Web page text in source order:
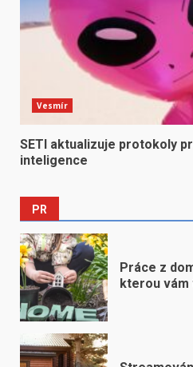
Vesmír
SETI aktualizuje protokoly
inteligence
PR
Práce z
kterou vám